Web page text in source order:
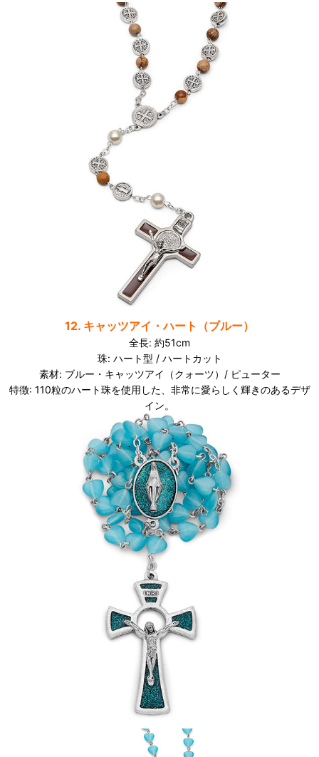
12. キャッツアイ・ハート（ブルー）
全長: 約51cm
珠: ハート型 / ハートカット
素材: ブルー ・キャッツアイ（クォーツ）/ ピューター
特徴: 110粒のハート珠を使用した、非常に愛らしく輝きのあるデザ
イン。